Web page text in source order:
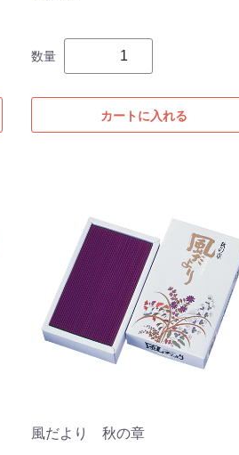
数量
カートに入れる
風だより 秋の章